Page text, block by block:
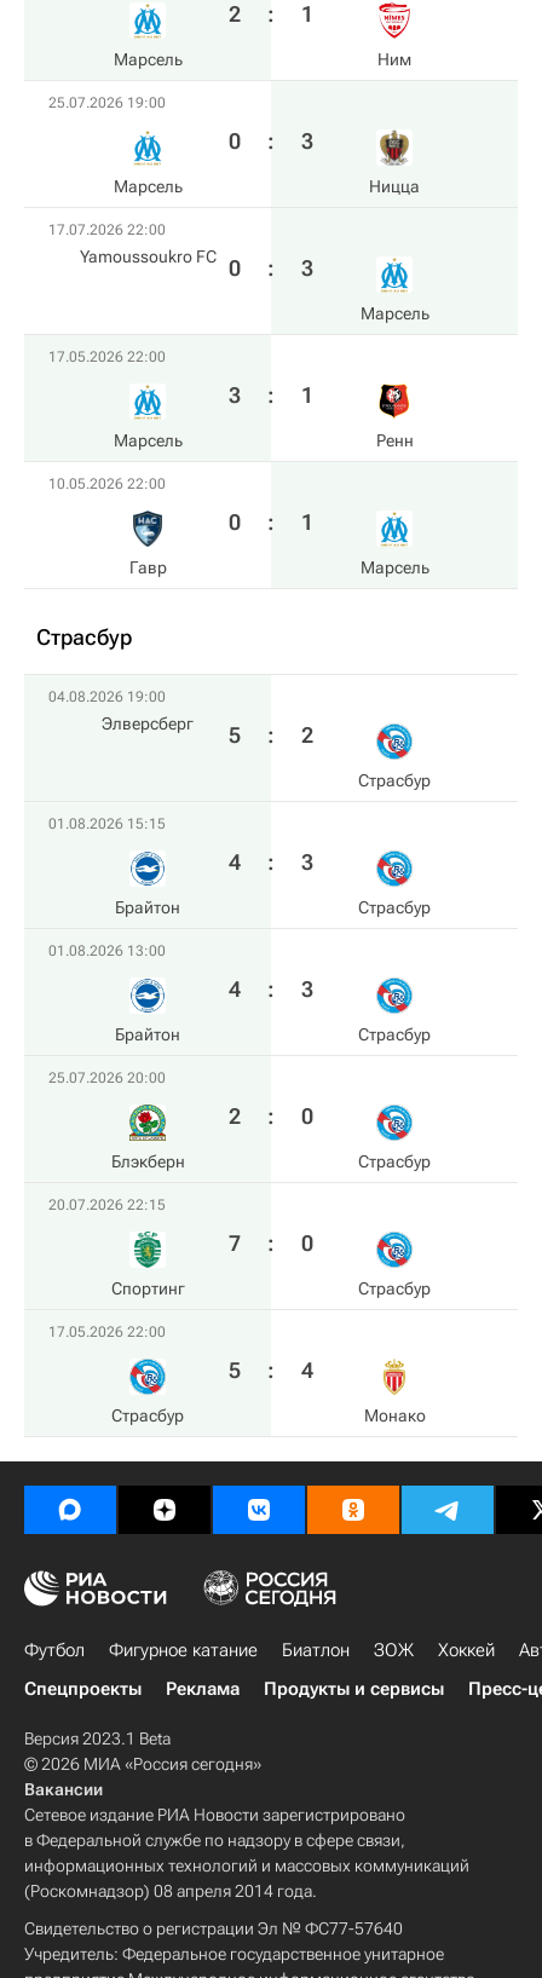
Марсель
2 : 1
Ним
25.07.2026 19:00
Марсель
0 : 3
Ницца
17.07.2026 22:00
Yamoussoukro FC 0 : 3
Марсель
17.05.2026 22:00
Марсель
3 : 1
Ренн
10.05.2026 22:00
Гавр
0 : 1
Марсель
Страсбур
04.08.2026 19:00
Элверсберг 5 : 2
Страсбур
01.08.2026 15:15
Брайтон
4 : 3
Страсбур
01.08.2026 13:00
Брайтон
4 : 3
Страсбур
25.07.2026 20:00
Блэкберн
2 : 0
Страсбур
20.07.2026 22:15
Спортинг
7 : 0
Страсбур
17.05.2026 22:00
Страсбур
5 : 4
Монако
Футбол Фигурное катание Биатлон ЗОЖ Хоккей
Спецпроекты
Реклама Продукты и сервисы Пресс-
Версия 2023.1 Beta
© 2026 МИА «Россия сегодня»
Вакансии
Сетевое издание РИА Новости зарегистрировано
в Федеральной службе по надзору в сфере связи,
информационных технологий и массовых коммуникаций
(Роскомнадзор) 08 апреля 2014 года.
Свидетельство о регистрации Эл № ФС77-57640
Учредитель: Федеральное государственное унитарное